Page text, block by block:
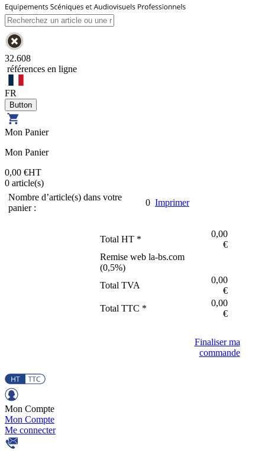
32.608
références en ligne
FR
Mon Panier
Mon Panier
0,00 €HT
0 article(s)
Nombre d’article(s) dans votre
panier :
0 Imprimer
Total HT *
0,00
€
Remise web la-bs.com
(0,5%)
Total TVA
0,00
€
Total TTC *
0,00
€
Finaliser ma
commande
Mon Compte
Mon Compte
Me connecter